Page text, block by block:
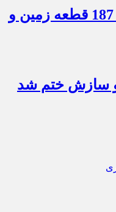
توقیف 86خودروی لوکس، 187 قطعه زمین و